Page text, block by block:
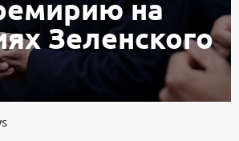
на
Зеленского